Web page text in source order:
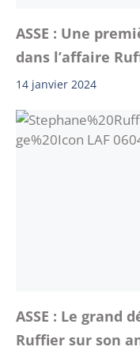
ASSE : Une
dans l’affaire
14 janvier 2024
ASSE : Le grand
Ruffier sur son